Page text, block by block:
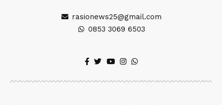
rasionews25@gmail.com
0853 3069 6503